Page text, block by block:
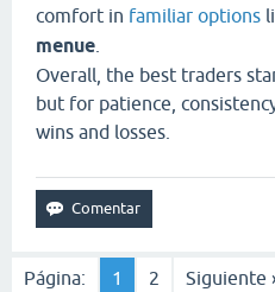
comfort in familiar options
menue
Overall, the best traders
but for patience,
wins and losses.
Página: 1 2 Siguiente